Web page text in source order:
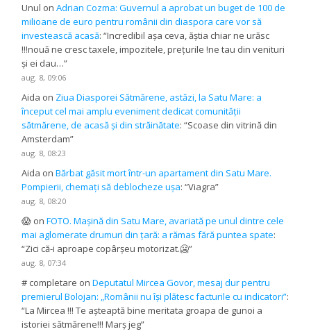
Unul onAdrian Cozma: Guvernul a aprobat un buget de 100 de
milioane de euro pentru românii din diaspora care vor să
investească acasă: “Incredibil așa ceva, ăștia chiar ne urăsc
!!!nouă ne cresc taxele, impozitele, prețurile !ne tau din venituri
și ei dau…”
aug. 8, 09:06
Aida on Ziua Diasporei Sătmărene, astăzi, la Satu Mare: a
început cel mai amplu eveniment dedicat comunității
sătmărene, de acasă și din străinătate: “Scoase din vitrină din
Amsterdam”
aug. 8, 08:23
Aida onBărbat găsit mort într-un apartament din Satu Mare.
Pompierii, chemați să deblocheze ușa: “Viagra”
aug. 8, 08:20
😱 onFOTO. Mașină din Satu Mare, avariată pe unul dintre cele
mai aglomerate drumuri din țară: a rămas fără puntea spate:
“Zici că-i aproape copârșeu motorizat.🥶”
aug. 8, 07:34
# completare onDeputatul Mircea Govor, mesaj dur pentru
premierul Bolojan: „Românii nu își plătesc facturile cu indicatori”:
“La Mircea !!! Te așteaptă bine meritata groapa de gunoi a
istoriei sătmărene!!! Marș jeg”